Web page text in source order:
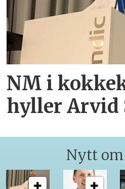
NM i
hyller Arvid
Nytt